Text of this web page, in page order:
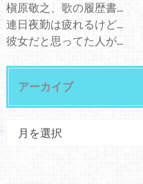
槇原敬之、歌の履歴書...
連日夜勤は疲れるけど...
彼女だと思ってた人が...
アーカイブ